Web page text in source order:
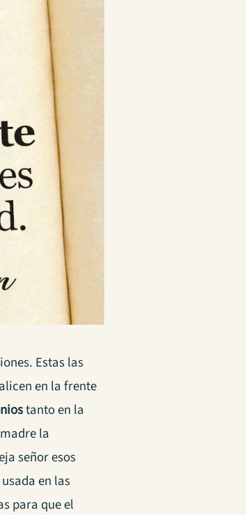
Estas las
en la frente
tanto en la
la
señor esos
en las
para que el